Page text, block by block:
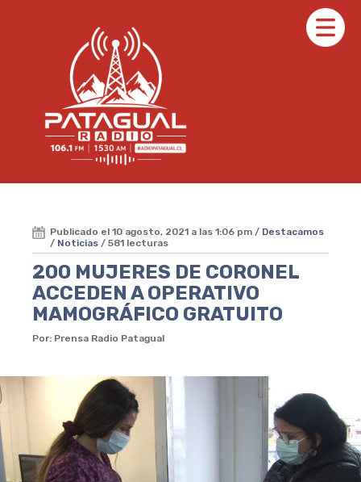
Publicado el 10 agosto, 2021 a las 1:06 pm / Destacamos
/ Noticias / 581 lecturas
200 MUJERES DE CORONEL
ACCEDEN A OPERATIVO
MAMOGRÁFICO GRATUITO
Por: Prensa Radio Patagual